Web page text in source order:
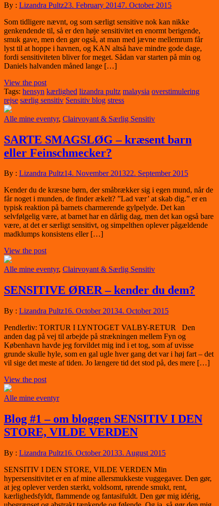
By : Lizandra Pultz23. February 20147. October 2015
Som tidligere nævnt, og som særligt sensitive nok kan nikke
genkendende til, så er den høje sensitivitet en enormt berigende,
smuk gave, men den gør også, at man med jævne mellemrum får
lyst til at hoppe i havnen, og KAN altså have mindre gode dage,
fordi sensitiviteten bliver for meget. Sådan var starten på min og
Daniels halvanden måned lange […]
View the post
Tags: hensyn kærlighed lizandra pultz malaysia overstimulering
rejse særlig sensitiv Sensitiv blog stress
Alle mine eventyr, Clairvoyant & Særlig Sensitiv
SARTE SMAGSLØG – kræsent barn
eller Feinschmecker?
By : Lizandra Pultz14. November 201322. September 2015
Kender du de kræsne børn, der småbrækker sig i egen mund, når de
får noget i munden, de finder ækelt? ”Lad vær’ at skab dig.” er en
typisk reaktion på barnets charmerende gylpelyde. Det kan
selvfølgelig være, at barnet har en dårlig dag, men det kan også bare
være, at det er særligt sensitivt, og simpelthen oplever pågældende
madklumps konsistens eller […]
View the post
Alle mine eventyr, Clairvoyant & Særlig Sensitiv
SENSITIVE ØRER – kender du dem?
By : Lizandra Pultz16. October 20134. October 2015
Pendlerliv: TORTUR I LYNTOGET VALBY-RETUR Den
anden dag på vej til arbejde på strækningen mellem Fyn og
København havde jeg forvildet mig ind i et tog, som af uvisse
grunde skulle hyle, som en gal ugle hver gang det var i høj fart – det
vil sige det meste af tiden. Jo længere tid det stod på, des mere […]
View the post
Alle mine eventyr
Blog #1 – om bloggen SENSITIV I DEN
STORE, VILDE VERDEN
By : Lizandra Pultz16. October 20133. August 2015
SENSITIV I DEN STORE, VILDE VERDEN Min
hypersensitivitet er en af mine allersmukkeste vuggegaver. Den gør,
at jeg oplever verden stærkt, voldsomt, rørende smukt, rent,
kærlighedsfyldt, flammende og fantasifuldt. Den gør mig idérig,